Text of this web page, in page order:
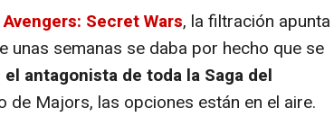
Avengers: Secret Wars, la filtración apunta
unas semanas se daba por hecho que se
el antagonista de toda la Saga del
de Majors, las opciones están en el aire.